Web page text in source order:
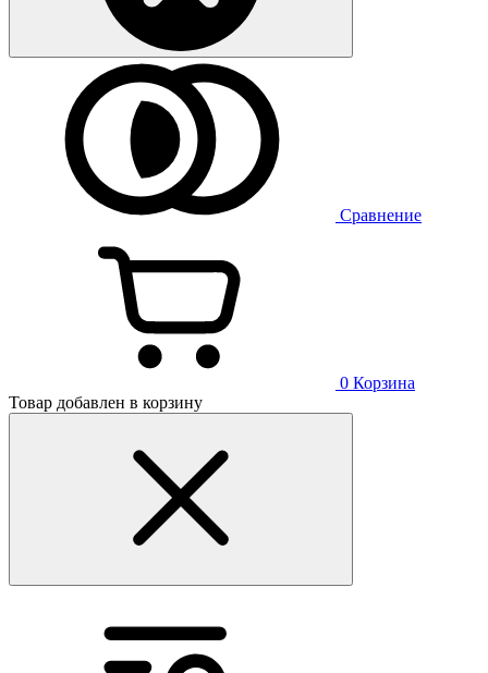
Сравнение
0 Корзина
Товар добавлен в корзину